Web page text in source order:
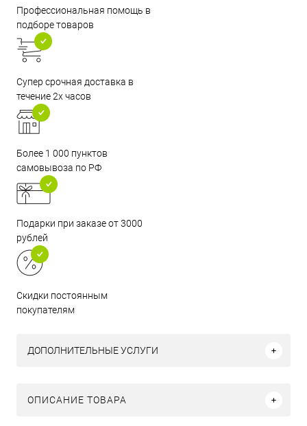
Профессиональная помощь в
подборе товаров
Супер срочная доставка в
течение 2х часов
Более 1 000 пунктов
самовывоза по РФ
Подарки при заказе от 3000
рублей
Скидки постоянным
покупателям
ДОПОЛНИТЕЛЬНЫЕ УСЛУГИ
ОПИСАНИЕ ТОВАРА